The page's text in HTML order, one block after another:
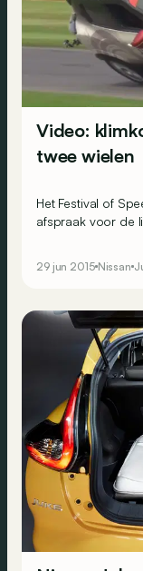
Video:
twee wielen
Het Festival of
afspraak voor de
29 jun 2015 Nissan